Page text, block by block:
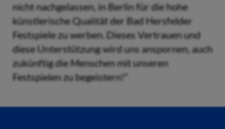
nicht nachgelassen, in Berlin für die hohe
künstlerische Qualität der Bad Hersfelder
Festspiele zu werben. Dieses Vertrauen und
diese Unterstützung wird uns anspornen, auch
zukünftig die Menschen mit unseren
Festspielen zu begeistern!“